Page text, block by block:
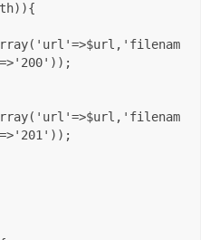
)){
( 'url'=>$url , 'filenam
=>'200' ));
( 'url'=>$url , 'filenam
=>'201' ));